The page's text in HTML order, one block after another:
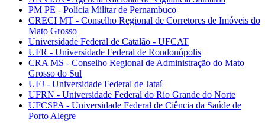
PM PE - Polícia Militar de Pernambuco
CRECI MT - Conselho Regional de Corretores de Imóveis do
Mato Grosso
Universidade Federal de Catalão - UFCAT
UFR - Universidade Federal de Rondonópolis
CRA MS - Conselho Regional de Administração do Mato
Grosso do Sul
UFJ - Universidade Federal de Jataí
UFRN - Universidade Federal do Rio Grande do Norte
UFCSPA - Universidade Federal de Ciência da Saúde de
Porto Alegre